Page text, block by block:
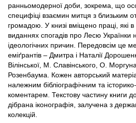
ранньомодерної доби, зокрема, що
специфіці взаємин митця з близьким
громадою. У книзі вміщено праці, які
виданнях спогадів про Лесю Українки
ідеологічних причин. Передовсім це
еміґрантів – Дмитра і Наталії
Вілінської, М. Славінського, О.
Розенбаума. Кожен авторський
належним бібліографічним та
коментарем. Текстову частину книги
дібрана іконографія, залучена з
колекцій.